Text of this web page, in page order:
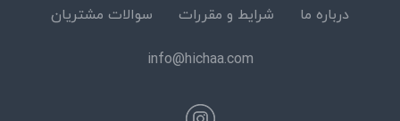
درباره ما
شرایط و مقررات
سوالات مشتریان
info@hichaa.com